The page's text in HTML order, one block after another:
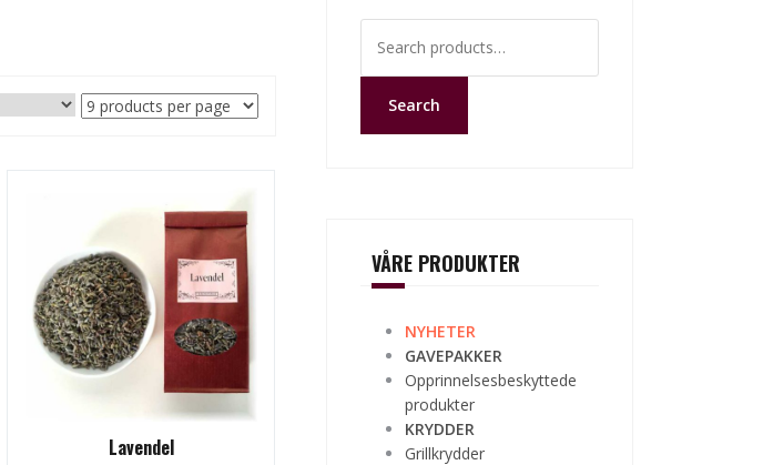
Lavendel
for:
Search
VÅRE PRODUKTER
NYHETER
GAVEPAKKER
Opprinnelsesbeskyttede
produkter
KRYDDER
Grillkrydder